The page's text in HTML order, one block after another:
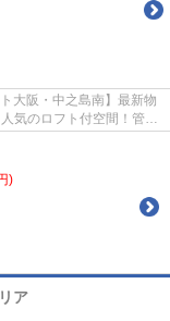
大阪・中之島南】最新物
気のロフト付空間！管理
)
ア